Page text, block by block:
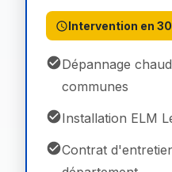
Intervention en
Dépannage
communes
Installation ELM
Contrat